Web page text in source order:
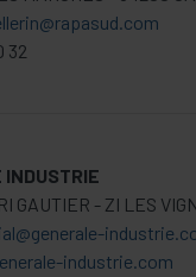
32
GAUTIER - ZI LES
industrie.com